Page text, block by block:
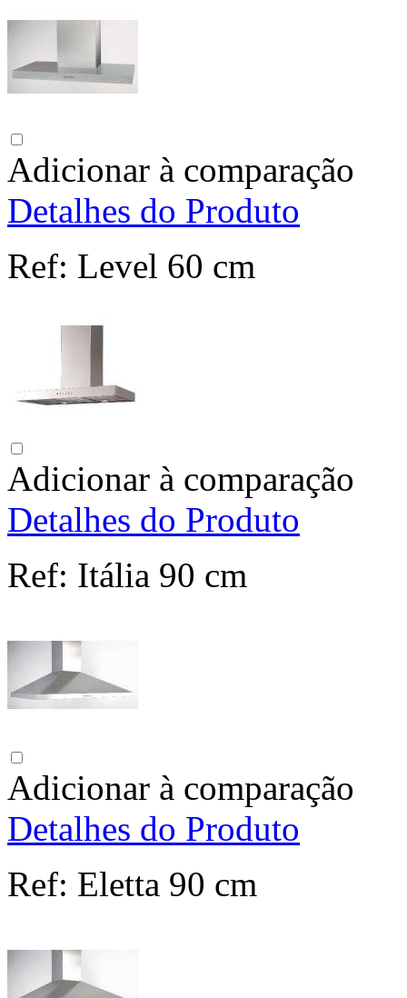
Adicionar à comparação
Detalhes do Produto
Ref: Level 60 cm
Adicionar à comparação
Detalhes do Produto
Ref: Itália 90 cm
Adicionar à comparação
Detalhes do Produto
Ref: Eletta 90 cm